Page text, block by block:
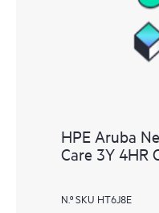
HPE Aruba
Care 3Y 4HR
N.º SKU HT6J8E